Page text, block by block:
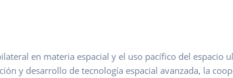
en materia espacial y el uso pacífico del espacio
y desarrollo de tecnología espacial avanzada, la